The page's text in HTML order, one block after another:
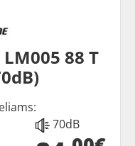
88 T
70dB